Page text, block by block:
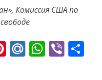
Комиссия США по
Pi M W Vi